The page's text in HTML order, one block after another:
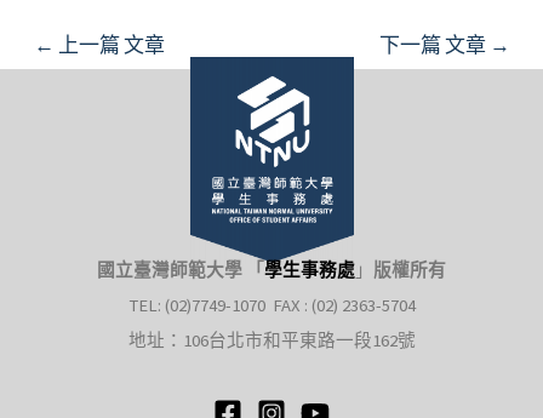
Post
navigation
← 上一篇 文章 下一篇 文章 →
國立臺灣師範大學 「 學生事務處 」 版權所有
TEL: (02)7749-1070 FAX : (02) 2363-5704
地址：106台北市和平東路一段162號